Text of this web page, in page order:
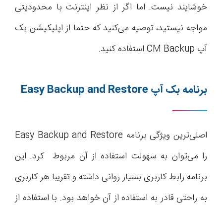
خوشایند نیست. اما اگر از نظر اینترنت با محدودیتی
مواجه نیستید، توصیه می‌کنید که حتما از اپلیکیشن بک
آپ CM Backup استفاده کنید.
برنامه بک آپEasy Backup and Restore
اصلی‌ترین ویژگی برنامه Easy Backup and Restore
را می‌توان به سهولت استفاده از آن مربوط کرد. این
برنامه رابط کاربری بسیار روانی داشته و تقریبا هر کاربری
به راحتی قادر به استفاده از آن خواهد بود. با استفاده از